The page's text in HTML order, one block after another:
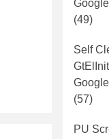
(49)
Self
(57)
PU